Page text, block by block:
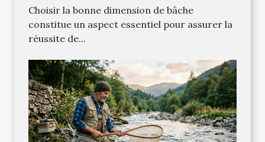
projet ?
Choisir la bonne dimension de bâche
constitue un aspect essentiel pour assurer la
réussite de...